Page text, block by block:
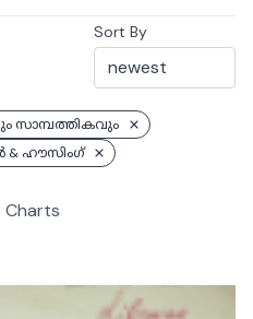
Sort By
സാമ്പത്തികവും
& ഹൗസിംഗ്
Charts